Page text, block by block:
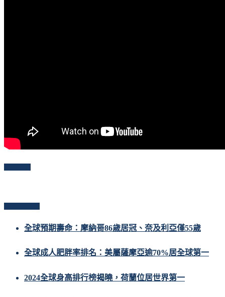
全球預期壽命：摩納哥86歲居冠、奈及利亞僅55歲
全球成人肥胖率排名：美屬薩摩亞逾70%居全球第一
2024全球身高排行榜揭曉，荷蘭位居世界第一